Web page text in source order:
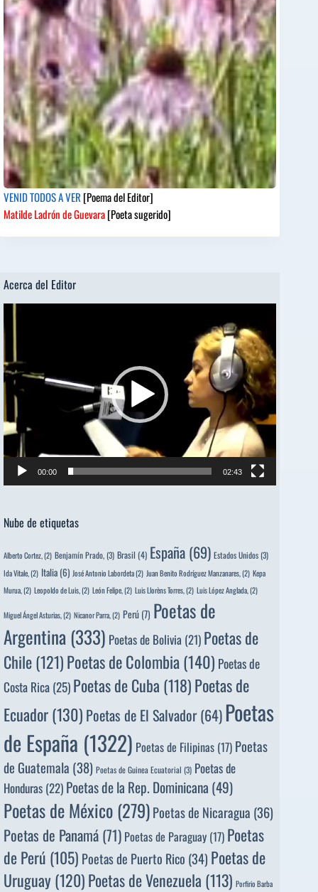
VENID TODOS A VER [Poema del Editor]
Matilde Ladrón de Guevara[Poeta sugerido]
Acerca del Editor
de
vídeo
00:00 02:43
Nube de etiquetas
Alberto Cortez, (2) Benjamín Prado,(3) Brasil (4) España (69) Estados Unidos(3)
Ida Vitale, (2) Italia (6) José Antonio Labordeta(2) Juan Benito Rodríguez Manzanares, (2) Kepa
Murua, (2) Leopoldo de Luis, (2) León Felipe, (2) Luis Llorèns Torres, (2) Luis López Anglada, (2)
Miguel Ángel Asturias, (2) Nicanor Parra, (2) Perú (7) Poetas de
Argentina (333) Poetas de Bolivia (21) Poetas de
Chile(121)Poetas de Colombia(140) Poetas de
Costa Rica(25)Poetas de Cuba (118)Poetas de
Ecuador(130) Poetas de El Salvador(64)Poetas
de España (1322) Poetas de Filipinas (17) Poetas
de Guatemala (38) Poetas de Guinea Ecuatorial (3) Poetas de
Honduras (22) Poetas de la Rep. Dominicana (49)
Poetas de México(279)Poetas de Nicaragua (36)
Poetas de Panamá (71) Poetas de Paraguay (17) Poetas
de Perú (105) Poetas de Puerto Rico (34) Poetas de
Uruguay(120)Poetas de Venezuela (113) Porfirio Barba